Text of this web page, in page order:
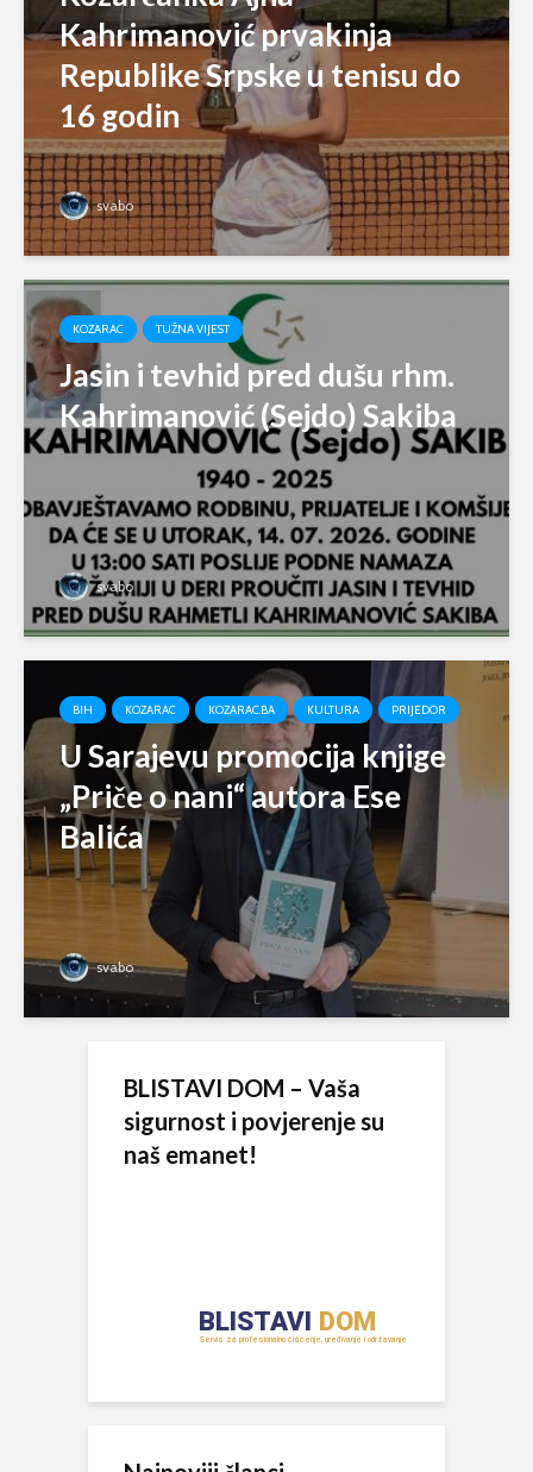
Kahrimanović prvakinja
Republike Srpske u tenisu do
16 godin
svabo
KOZARAC TUŽNA VIJEST
Jasin i tevhid pred dušu rhm.
Kahrimanović (Sejdo) Sakiba
svabo
BIH KOZARAC KOZARAC.BA KULTURA PRIJEDOR
U Sarajevu promocija knjige
„Priče o nani“ autora Ese
Balića
svabo
BLISTAVI DOM – Vaša
sigurnost i povjerenje su
naš emanet!